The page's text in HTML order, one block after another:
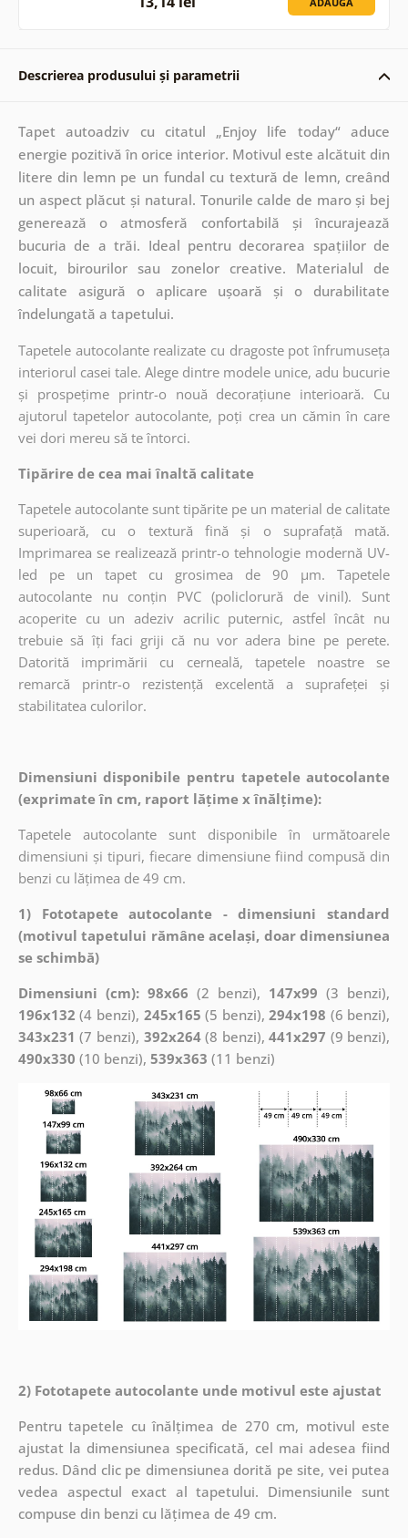
Descrierea produsului și parametrii
Tapet autoadziv cu citatul „Enjoy life today“ aduce
energie pozitivă în orice interior. Motivul este alcătuit din
litere din lemn pe un fundal cu textură de lemn, creând
un aspect plăcut și natural. Tonurile calde de maro și bej
generează o atmosferă confortabilă și încurajează
bucuria de a trăi. Ideal pentru decorarea spațiilor de
locuit, birourilor sau zonelor creative. Materialul de
calitate asigură o aplicare ușoară și o durabilitate
îndelungată a tapetului.
Tapetele autocolante realizate cu dragoste pot înfrumuseța
interiorul casei tale. Alege dintre modele unice, adu bucurie
și prospețime printr-o nouă decorațiune interioară. Cu
ajutorul tapetelor autocolante, poți crea un cămin în care
vei dori mereu să te întorci.
Tipărire de cea mai înaltă calitate
Tapetele autocolante sunt tipărite pe un material de calitate
superioară, cu o textură fină și o suprafață mată.
Imprimarea se realizează printr-o tehnologie modernă UV-
led pe un tapet cu grosimea de 90 µm. Tapetele
autocolante nu conțin PVC (policlorură de vinil). Sunt
acoperite cu un adeziv acrilic puternic, astfel încât nu
trebuie să îți faci griji că nu vor adera bine pe perete.
Datorită imprimării cu cerneală, tapetele noastre se
remarcă printr-o rezistență excelentă a suprafeței și
stabilitatea culorilor.
Dimensiuni disponibile pentru tapetele autocolante
(exprimate în cm, raport lățime x înălțime):
Tapetele autocolante sunt disponibile în următoarele
dimensiuni și tipuri, fiecare dimensiune fiind compusă din
benzi cu lățimea de 49 cm.
1) Fototapete autocolante - dimensiuni standard
(motivul tapetului rămâne același, doar dimensiunea
se schimbă)
Dimensiuni (cm): 98x66 (2 benzi), 147x99 (3 benzi),
196x132 (4 benzi), 245x165 (5 benzi),294x198 (6 benzi),
343x231 (7 benzi), 392x264(8 benzi),441x297 (9 benzi),
490x330 (10 benzi), 539x363 (11 benzi)
2) Fototapete autocolante unde motivul este ajustat
Pentru tapetele cu înălțimea de 270 cm, motivul este
ajustat la dimensiunea specificată, cel mai adesea fiind
redus. Dând clic pe dimensiunea dorită pe site, vei putea
vedea aspectul exact al tapetului. Dimensiunile sunt
compuse din benzi cu lățimea de 49 cm.